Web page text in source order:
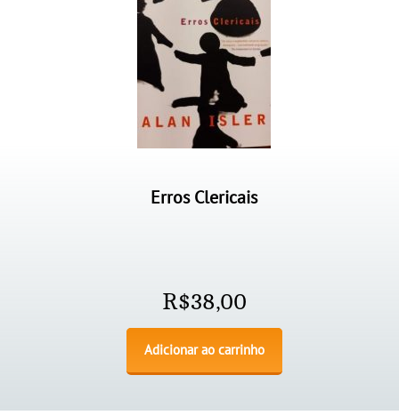
Erros Clericais
R$38,00
Adicionar ao carrinho